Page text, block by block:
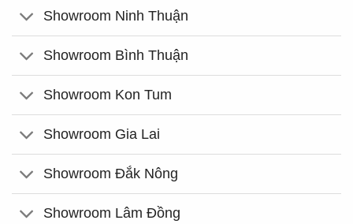
Showroom Ninh Thuận
Showroom Bình Thuận
Showroom Kon Tum
Showroom Gia Lai
Showroom Đắk Nông
Showroom Lâm Đồng